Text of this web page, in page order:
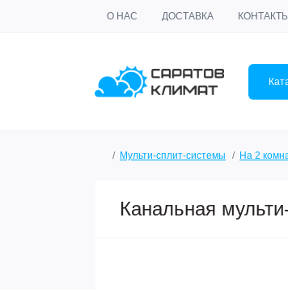
О НАС ДОСТАВКА КОНТАКТЫ
Мульти-сплит-системы На 2
Канальная